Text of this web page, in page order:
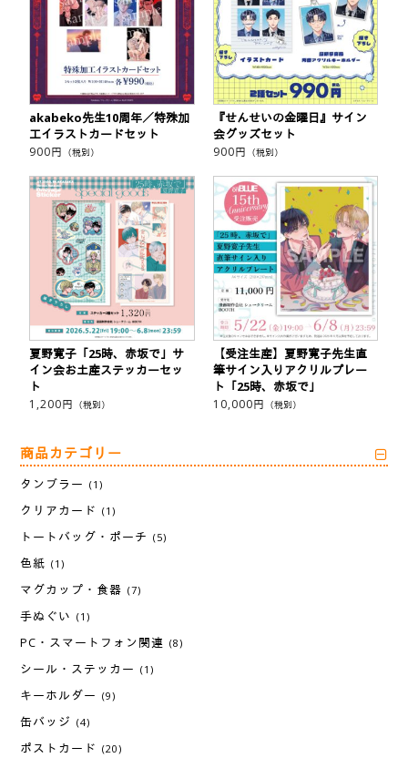
akabeko先生10周年／特殊加
工イラストカードセット
900円 （税別）
『せんせいの金曜日』サイン
会グッズセット
900円 （税別）
夏野寛子「25時、赤坂で」サ
イン会お土産ステッカーセッ
ト
1,200円 （税別）
【受注生産】夏野寛子先生直
筆サイン入りアクリルプレー
ト「25時、赤坂で」
10,000円 （税別）
商品カテゴリー
タンブラー (1)
クリアカード (1)
トートバッグ・ポーチ (5)
色紙 (1)
マグカップ・食器 (7)
手ぬぐい (1)
PC・スマートフォン関連 (8)
シール・ステッカー (1)
キーホルダー (9)
缶バッジ (4)
ポストカード (20)